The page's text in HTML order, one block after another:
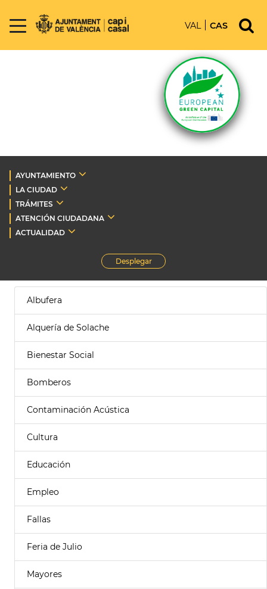
VAL CAS
AYUNTAMIENTO
LA CIUDAD
TRÁMITES
ATENCIÓN CIUDADANA
ACTUALIDAD
Desplegar
Albufera
Alquería de Solache
Bienestar Social
Bomberos
Contaminación Acústica
Cultura
Educación
Empleo
Fallas
Feria de Julio
Mayores